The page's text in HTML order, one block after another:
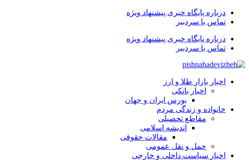
درباره پایگاه خبری پیشنهاد ویژه
تماس با سردبیر
درباره پایگاه خبری پیشنهاد ویژه
تماس با سردبیر
اخبار بازار طلا و ارز
اخبار بانکی
بورس ایران و جهان
خانواده و زندگی مردم
مقاطع تحصیلی
اندیشه اسلامی
مقالات حقوقی
حمل و نقل عمومی
اخبار سیاست داخلی و خارجی